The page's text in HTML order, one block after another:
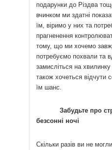
подарунки до Різдва
вчинком ми здатні
їм, віримо у них та
прагненення
тому, що ми хочемо
потребуємо похвали та
замисліться на
також хочеться відчути
їм шанс.
Забудьте про
безсонні ночі
Скільки разів ви не